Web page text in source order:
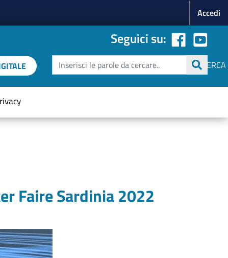
Accedi
Seguici su:
Cerca
CERCA
Faire Sardinia 2022